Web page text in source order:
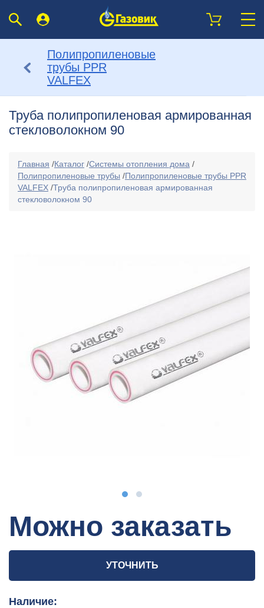
Полипропиленовые
трубы PPR
VALFEX
Труба полипропиленовая армированная
стекловолокном 90
Главная /Каталог /Системы отопления дома /
Полипропиленовые трубы /Полипропиленовые трубы PPR
VALFEX /Труба полипропиленовая армированная
стекловолокном 90
Можно заказать
УТОЧНИТЬ
Наличие: